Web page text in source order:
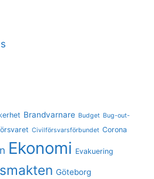
Brandvarnare Budget Bug-out-
Civilförsvarsförbundet Corona
Ekonomi Evakuering
Göteborg